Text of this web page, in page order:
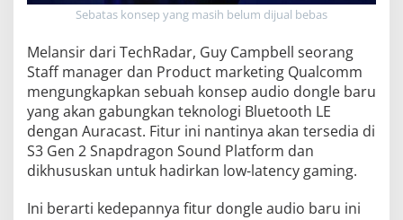
Sebatas konsep yang masih belum dijual bebas
Melansir dari TechRadar, Guy Campbell seorang
Staff manager dan Product marketing Qualcomm
mengungkapkan sebuah konsep audio dongle baru
yang akan gabungkan teknologi Bluetooth LE
dengan Auracast. Fitur ini nantinya akan tersedia di
S3 Gen 2 Snapdragon Sound Platform dan
dikhususkan untuk hadirkan low-latency gaming.
Ini berarti kedepannya fitur dongle audio baru ini